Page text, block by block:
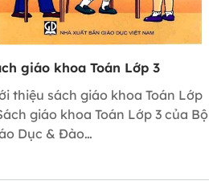
giáo khoa Toán Lớp 3
thiệu sách giáo khoa Toán Lớp
giáo khoa Toán Lớp 3 của Bộ
Dục & Đào…